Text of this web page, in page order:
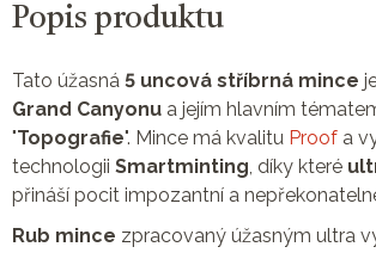
Popis produktu
Tato úžasná 5 uncová stříbrná mince
Grand Canyonu a jejím hlavním
"Topografie". Mince má kvalitu Proof a
technologii Smartminting, díky které
přináší pocit impozantní a
Rub mince zpracovaný úžasným ultra